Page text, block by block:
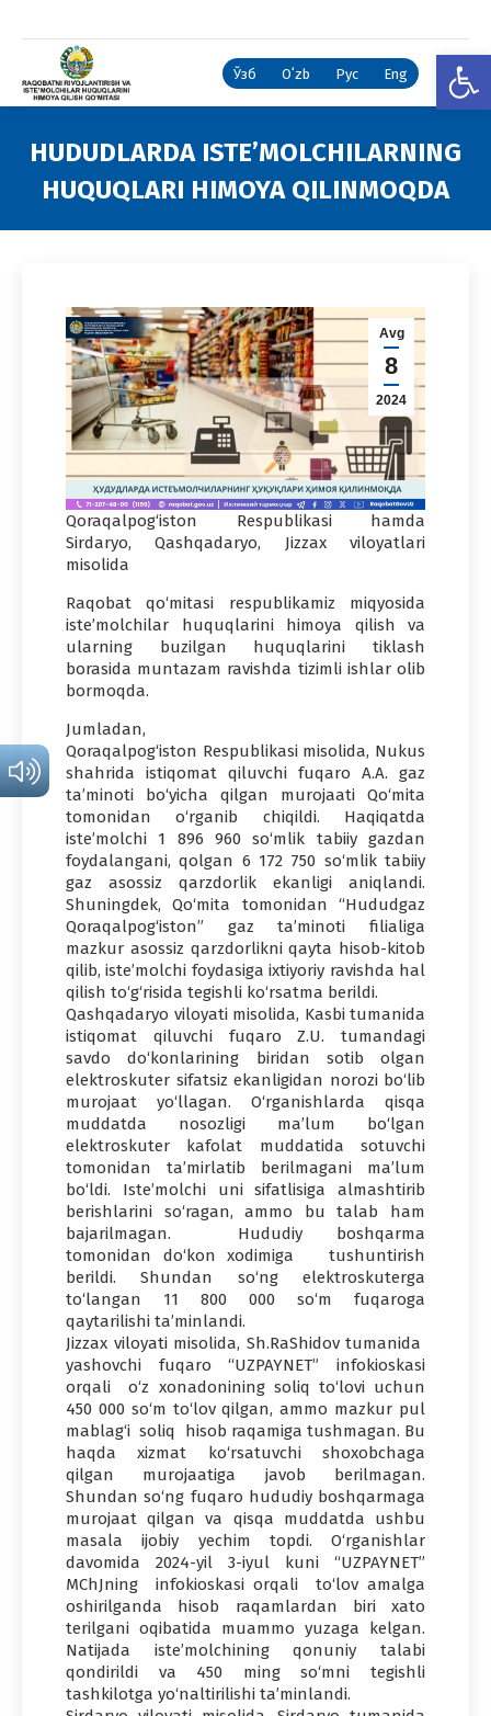
Ўзб Oʻzb Рус Eng
HUDUDLARDA ISTE’MOLCHILARNING
HUQUQLARI HIMOYA QILINMOQDA
Avg
8
2024
Qoraqalpog‘iston Respublikasi hamda
Sirdaryo, Qashqadaryo, Jizzax viloyatlari
misolida
Raqobat qo‘mitasi respublikamiz miqyosida
iste’molchilar huquqlarini himoya qilish va
ularning buzilgan huquqlarini tiklash
borasida muntazam ravishda tizimli ishlar olib
bormoqda.
Jumladan,
Qoraqalpog‘iston Respublikasi misolida, Nukus
shahrida istiqomat qiluvchi fuqaro A.A. gaz
ta’minoti bo‘yicha qilgan murojaati Qo‘mita
tomonidan o‘rganib chiqildi. Haqiqatda
iste’molchi 1 896 960 so‘mlik tabiiy gazdan
foydalangani, qolgan 6 172 750 so‘mlik tabiiy
gaz asossiz qarzdorlik ekanligi aniqlandi.
Shuningdek, Qo‘mita tomonidan “Hududgaz
Qoraqalpog‘iston” gaz ta’minoti filialiga
mazkur asossiz qarzdorlikni qayta hisob-kitob
qilib, iste’molchi foydasiga ixtiyoriy ravishda hal
qilish to‘g‘risida tegishli ko‘rsatma berildi.
Qashqadaryo viloyati misolida, Kasbi tumanida
istiqomat qiluvchi fuqaro Z.U. tumandagi
savdo do‘konlarining biridan sotib olgan
elektroskuter sifatsiz ekanligidan norozi bo‘lib
murojaat yo‘llagan. O‘rganishlarda qisqa
muddatda nosozligi ma’lum bo‘lgan
elektroskuter kafolat muddatida sotuvchi
tomonidan ta’mirlatib berilmagani ma’lum
bo‘ldi. Iste’molchi uni sifatlisiga almashtirib
berishlarini so‘ragan, ammo bu talab ham
bajarilmagan. Hududiy boshqarma
tomonidan do‘kon xodimiga tushuntirish
berildi. Shundan so‘ng elektroskuterga
to‘langan 11 800 000 so‘m fuqaroga
qaytarilishi ta’minlandi.
Jizzax viloyati misolida, Sh.RaShidov tumanida
yashovchi fuqaro “UZPAYNET” infokioskasi
orqali o‘z xonadonining soliq to‘lovi uchun
450 000 so‘m to‘lov qilgan, ammo mazkur pul
mablag‘i soliq hisob raqamiga tushmagan. Bu
haqda xizmat ko‘rsatuvchi shoxobchaga
qilgan murojaatiga javob berilmagan.
Shundan so‘ng fuqaro hududiy boshqarmaga
murojaat qilgan va qisqa muddatda ushbu
masala ijobiy yechim topdi. O‘rganishlar
davomida 2024-yil 3-iyul kuni “UZPAYNET”
MChJning infokioskasi orqali to‘lov amalga
oshirilganda hisob raqamlardan biri xato
terilgani oqibatida muammo yuzaga kelgan.
Natijada iste’molchining qonuniy talabi
qondirildi va 450 ming so‘mni tegishli
tashkilotga yo‘naltirilishi ta’minlandi.